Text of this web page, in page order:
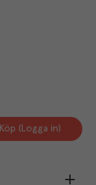
Köp (Logga in)